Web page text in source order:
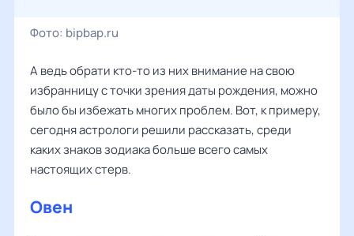
Фото: bipbap.ru
А ведь обрати кто-то из них внимание на свою
избранницу с точки зрения даты рождения, можно
было бы избежать многих проблем. Вот, к примеру,
сегодня астрологи решили рассказать, среди
каких знаков зодиака больше всего самых
настоящих стерв.
Овен